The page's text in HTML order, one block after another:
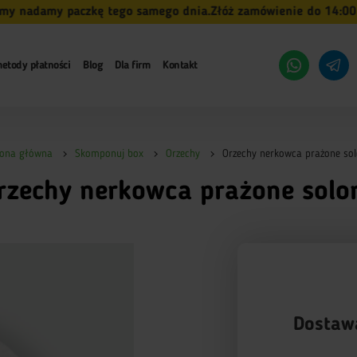
paczkę tego samego dnia.Złóż zamówienie do 14:00 (pn-
płatności Blog Dla firm Kontakt
główna Skomponuj box Orzechy Orzechy nerkowca prażone
nerkowca prażone